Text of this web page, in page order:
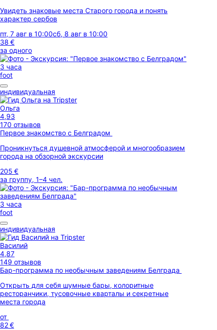
Увидеть знаковые места Старого города и понять
характер сербов
пт, 7 авг в 10:00сб, 8 авг в 10:00
38 €
за одного
3 часа
foot
индивидуальная
Ольга
4,93
170 отзывов
Первое знакомство с Белградом
Проникнуться душевной атмосферой и многообразием
города на обзорной экскурсии
205 €
за группу, 1–4 чел.
3 часа
foot
индивидуальная
Василий
4,87
149 отзывов
Бар-программа по необычным заведениям Белграда
Открыть для себя шумные бары, колоритные
ресторанчики, тусовочные кварталы и секретные
места города
от
82 €